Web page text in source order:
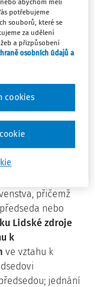
pro
zkušební
doby mu
zrušení jeho
zdroje
řádem
od 1. 2. 2015; k
podle tohoto
jednání
přičemž
nebo
Lidské zdroje
k
ve vztahu k
jednání
abychom měli
potřebujeme
souborů, které se
za udělení
a přizpůsobení
osobních údajů a
cookies